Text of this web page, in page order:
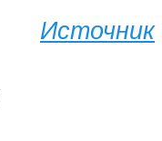
Источник